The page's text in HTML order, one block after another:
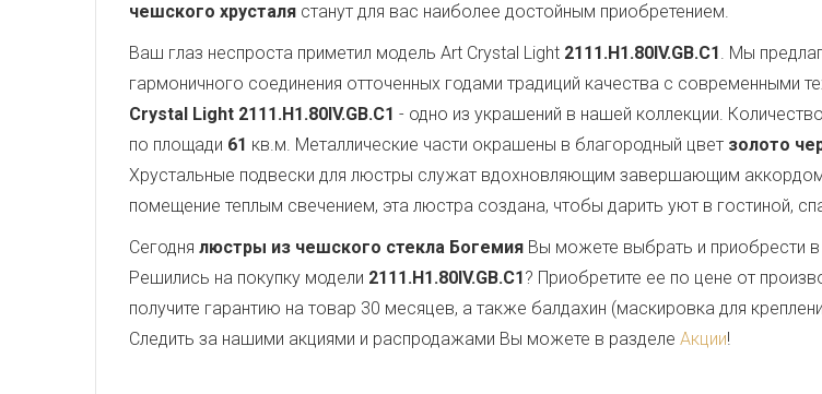
чешского хрусталя станут для вас наиболее достойным приобретением.
Ваш глаз неспроста приметил модель Art Crystal Light 2111.H1.80IV.GB.C1. Мы
гармоничного соединения отточенных годами традиций качества с современными
Crystal Light 2111.H1.80IV.GB.C1 - одно из украшений в нашей коллекции.
по площади 61 кв.м. Металлические части окрашены в благородный цвет золото
Хрустальные подвески для люстры служат вдохновляющим завершающим
помещение теплым свечением, эта люстра создана, чтобы дарить уют в гостиной,
Сегодня люстры из чешского стекла Богемия Вы можете выбрать и приобрести
Решились на покупку модели 2111.H1.80IV.GB.C1? Приобретите ее по цене от
получите гарантию на товар 30 месяцев, а также балдахин (маскировка для
Следить за нашими акциями и распродажами Вы можете в разделе Акции!